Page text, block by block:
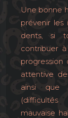
Une bonne
prévenir les
dents, si
contribuer
attentive
ainsi que
(difficultés
mauvaise